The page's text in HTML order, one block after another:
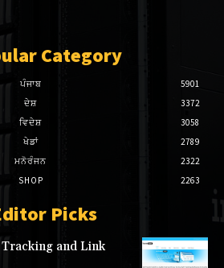
Category
ਪੰਜਾਬ
5901
ਦੇਸ਼
3372
ਵਿਦੇਸ਼
3058
ਖੇਡਾਂ
2789
ਮਨੋਰੰਜਨ
2322
SHOP
2263
Picks
and Link